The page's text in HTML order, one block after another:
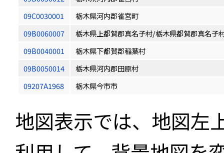
09C0030001
栃木県河内郡雀宮町
09B0060007
栃木県上都賀郡真名子村/栃木県都賀郡真名子
09B0040001
栃木県下都賀郡稲葉村
09B0050014
栃木県河内郡田原村
09207A1968
栃木県今市市
地図表示では、地図左